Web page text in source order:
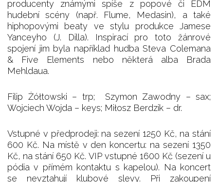
producenty známými spíše z popové či EDM
hudební scény (např. Flume, Medasin), a také
hiphopovými beaty ve stylu produkce Jamese
Yanceyho (J. Dilla). Inspirací pro toto žánrové
spojení jim byla například hudba Steva Colemana
& Five Elements nebo některá alba Brada
Mehldaua.
Filip Żółtowski – trp; Szymon Zawodny – sax;
Wojciech Wojda – keys; Miłosz Berdzik – dr.
Vstupné v předprodeji: na sezení 1250 Kč, na stání
600 Kč. Na místě v den koncertu: na sezení 1350
Kč, na stání 650 Kč. VIP vstupné 1600 Kč (sezení u
pódia v přímém kontaktu s kapelou). Na koncert
se nevztahují klubové slevy. Při zakoupení